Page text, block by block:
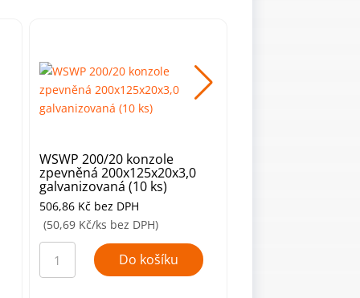
WSWP 200/20 konzole
zpevněná 200x125x20x3,0
galvanizovaná (10 ks)
506,86 Kč bez DPH
(50,69 Kč/ks bez DPH)
WSWP
200/20
konzole
zpevněná
Do košíku